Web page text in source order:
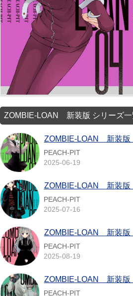
ZOMBIE-LOAN 新装版 シリーズ一
ZOMBIE-LOAN 新装
PEACH-PIT
2025-06-19
ZOMBIE-LOAN 新装
PEACH-PIT
2025-07-16
ZOMBIE-LOAN 新装
PEACH-PIT
2025-08-19
ZOMBIE-LOAN 新装
PEACH-PIT